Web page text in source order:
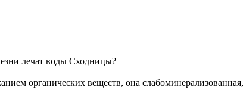
лечат воды Сходницы?
органических веществ, она